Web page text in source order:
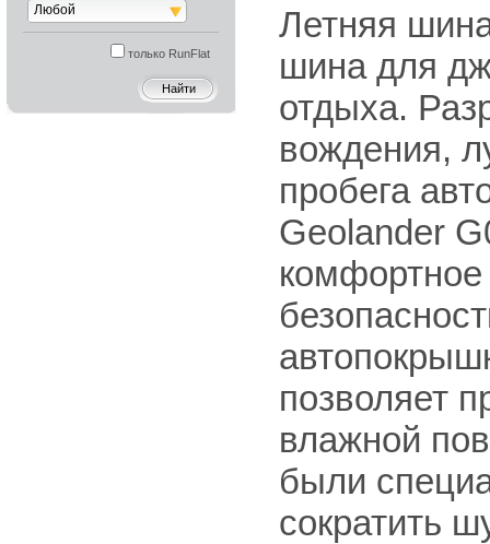
Любой
только RunFlat
Летняя
шина для
отдыха.
вождения,
пробега
Geolander
позволяет
влажной
были
сократить